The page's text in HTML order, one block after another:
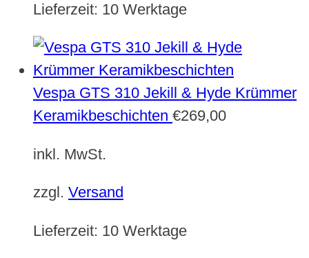
Lieferzeit: 10 Werktage
Vespa GTS 310 Jekill & Hyde Krümmer
Keramikbeschichten €269,00
inkl. MwSt.
zzgl. Versand
Lieferzeit: 10 Werktage